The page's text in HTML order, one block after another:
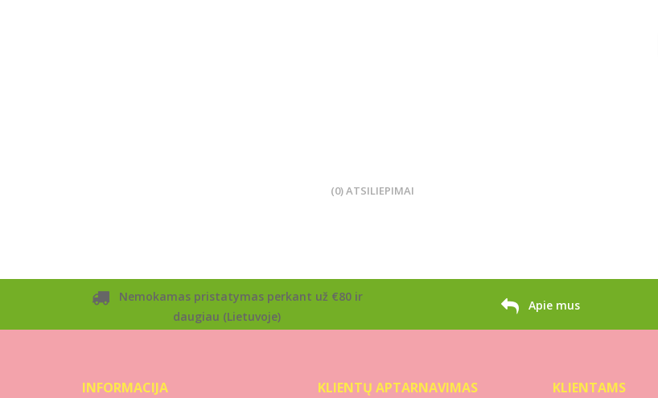
(0) ATSILIEPIMAI
Nemokamas pristatymas perkant už €80 ir
daugiau (Lietuvoje)
Apie mus
INFORMACIJA KLIENTŲ APTARNAVIMAS KLIENTAMS